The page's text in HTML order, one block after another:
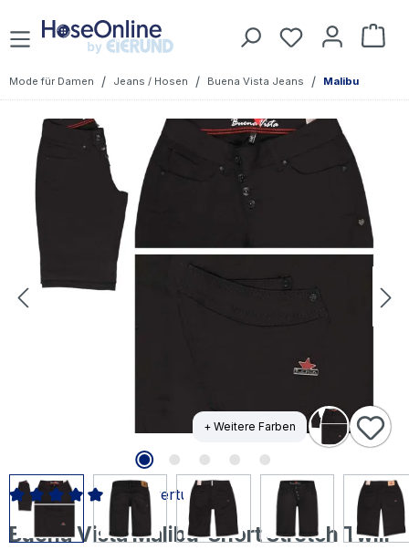
Zum Hauptinhalt springen Du hast 0
Mode für Damen / Jeans / Hosen / Buena Vista Jeans / Malibu
Bildergalerie überspringen
+ Weitere Farben
Buena Vista Malibu-Short Stretch Twill
Durchschnittliche Bewertung von 5 von 5 Sternen
3 Bewertungen